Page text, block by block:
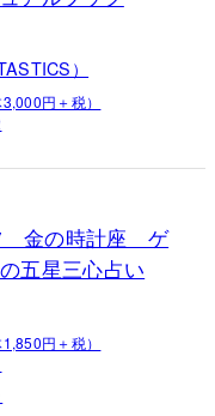
）
円＋税）
金の時計座 ゲ
五星三心占い
円＋税）